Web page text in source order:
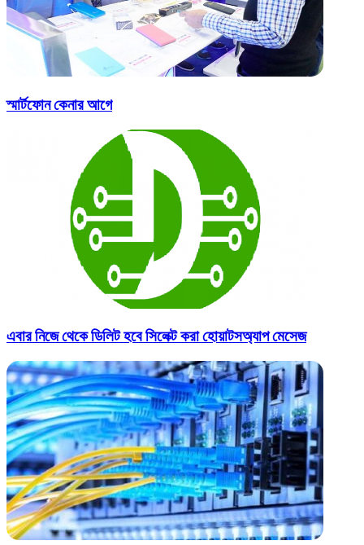
স্মার্টফোন কেনার আগে
এবার নিজে থেকে ডিলিট হবে সিলেক্ট করা হোয়াটসঅ্যাপ মেসেজ